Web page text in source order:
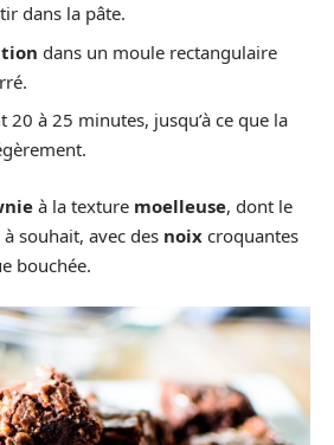
dans la pâte.
dans un moule rectangulaire
20 à 25 minutes, jusqu’à ce que la
à la texture moelleuse, dont le
à souhait, avec des noix croquantes
bouchée.